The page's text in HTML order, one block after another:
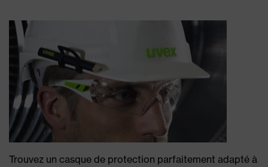
Trouvez un casque de protection parfaitement adapté à